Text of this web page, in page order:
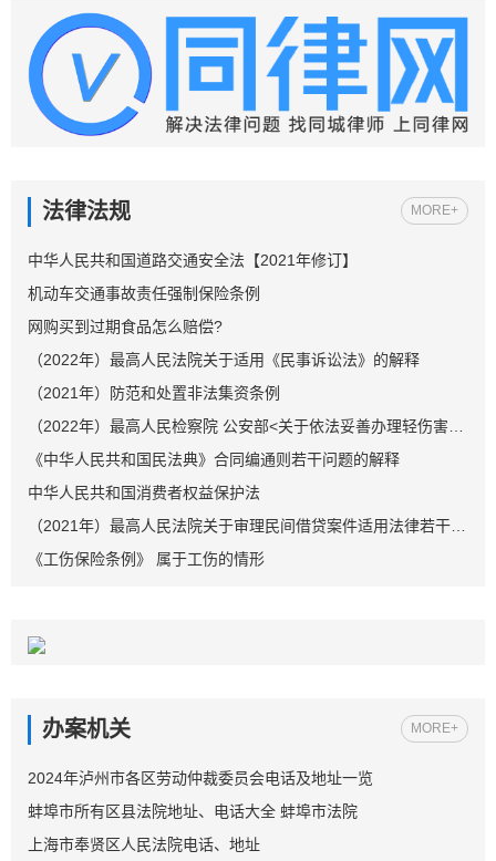
法律法规 MORE+
中华人民共和国道路交通安全法【2021年修订】
机动车交通事故责任强制保险条例
网购买到过期食品怎么赔偿?
（2022年）最高人民法院关于适用《民事诉讼法》的解释
（2021年）防范和处置非法集资条例
（2022年）最高人民检察院 公安部<关于依法妥善办理轻伤害案件的指导意见>
《中华人民共和国民法典》合同编通则若干问题的解释
中华人民共和国消费者权益保护法
（2021年）最高人民法院关于审理民间借贷案件适用法律若干问题的规定
《工伤保险条例》 属于工伤的情形
办案机关 MORE+
2024年泸州市各区劳动仲裁委员会电话及地址一览
蚌埠市所有区县法院地址、电话大全 蚌埠市法院
上海市奉贤区人民法院电话、地址